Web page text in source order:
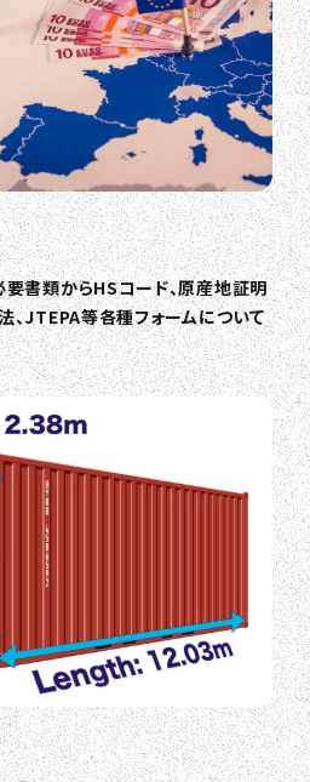
書類からHSコード、原産地証明
、JTEPA等各種フォームについて